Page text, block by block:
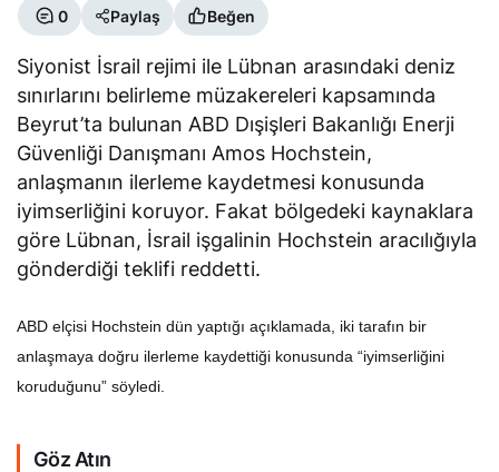
0 Paylaş Beğen
Siyonist İsrail rejimi ile Lübnan arasındaki deniz
sınırlarını belirleme müzakereleri kapsamında
Beyrut’ta bulunan ABD Dışişleri Bakanlığı Enerji
Güvenliği Danışmanı Amos Hochstein,
anlaşmanın ilerleme kaydetmesi konusunda
iyimserliğini koruyor. Fakat bölgedeki kaynaklara
göre Lübnan, İsrail işgalinin Hochstein aracılığıyla
gönderdiği teklifi reddetti.
ABD elçisi Hochstein dün yaptığı açıklamada, iki tarafın bir
anlaşmaya doğru ilerleme kaydettiği konusunda “iyimserliğini
koruduğunu” söyledi.
Göz Atın